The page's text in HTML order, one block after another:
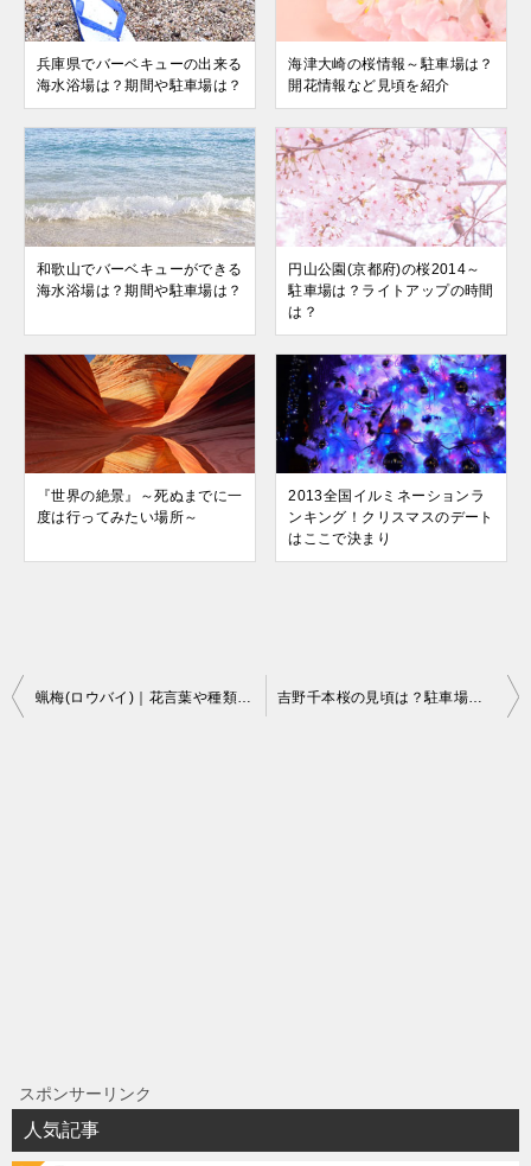
兵庫県でバーベキューの出来る
海水浴場は？期間や駐車場は？
海津大崎の桜情報～駐車場は？
開花情報など見頃を紹介
和歌山でバーベキューができる
海水浴場は？期間や駐車場は？
円山公園(京都府)の桜2014～
駐車場は？ライトアップの時間
は？
『世界の絶景』～死ぬまでに一
度は行ってみたい場所～
2013全国イルミネーションラ
ンキング！クリスマスのデート
はここで決まり
投
スポンサーリンク
人気記事